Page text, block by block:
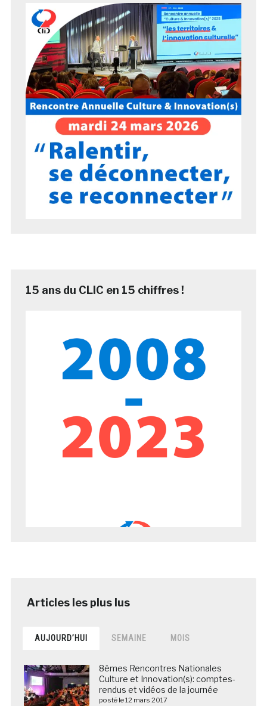
15 ans du CLIC en 15 chiffres !
AUJOURD’HUI SEMAINE MOIS
8èmes Rencontres Nationales
Culture et Innovation(s): comptes-
rendus et vidéos de la journée
posté le 12 mars 2017